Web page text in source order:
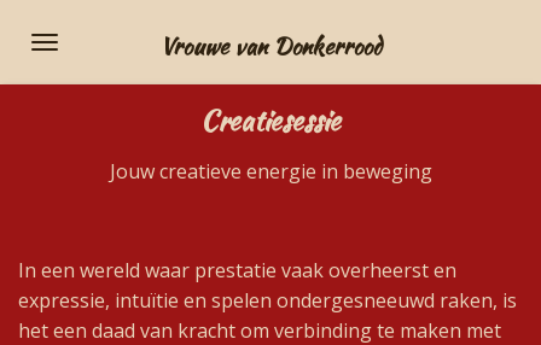
direct
naar
Vrouwe van Donkerrood
Creatiesessie
Jouw creatieve energie in beweging
In een wereld waar prestatie vaak overheerst en
expressie, intuïtie en spelen ondergesneeuwd raken, is
het een daad van kracht om verbinding te maken met